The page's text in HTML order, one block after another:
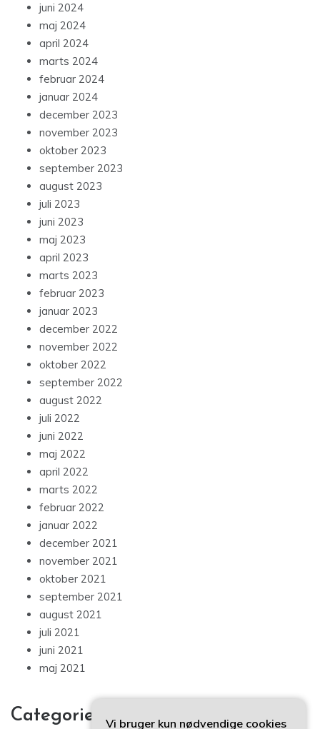
juni 2024
maj 2024
april 2024
marts 2024
februar 2024
januar 2024
december 2023
november 2023
oktober 2023
september 2023
august 2023
juli 2023
juni 2023
maj 2023
april 2023
marts 2023
februar 2023
januar 2023
december 2022
november 2022
oktober 2022
september 2022
august 2022
juli 2022
juni 2022
maj 2022
april 2022
marts 2022
februar 2022
januar 2022
december 2021
november 2021
oktober 2021
september 2021
august 2021
juli 2021
juni 2021
maj 2021
Categories Vi bruger kun nødvendige cookies